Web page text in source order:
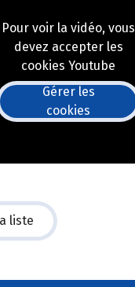
Pour voir la vidéo, vous
devez accepter les
cookies Youtube
Gérer les
cookies
liste